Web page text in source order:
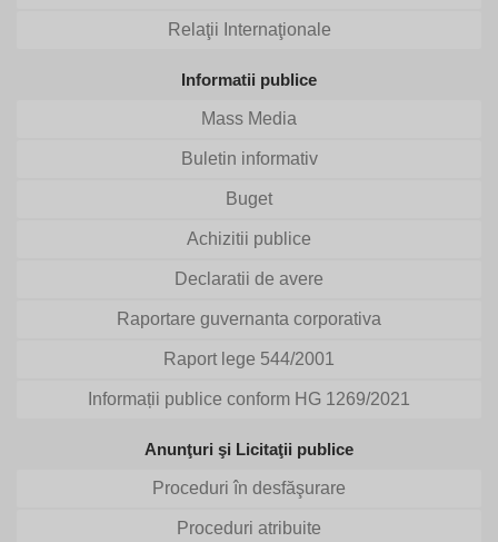
Relaţii Internaţionale
Informatii publice
Mass Media
Buletin informativ
Buget
Achizitii publice
Declaratii de avere
Raportare guvernanta corporativa
Raport lege 544/2001
Informații publice conform HG 1269/2021
Anunţuri şi Licitaţii publice
Proceduri în desfăşurare
Proceduri atribuite